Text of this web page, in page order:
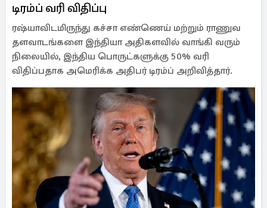
டிரம்ப் வரி விதிப்பு
ரஷ்யாவிடமிருந்து கச்சா எண்ணெய் மற்றும் ராணுவ
தளவாடங்களை இந்தியா அதிகளவில் வாங்கி வரும்
நிலையில், இந்திய பொருட்களுக்கு 50% வரி
விதிப்பதாக அமெரிக்க அதிபர் டிரம்ப் அறிவித்தார்.